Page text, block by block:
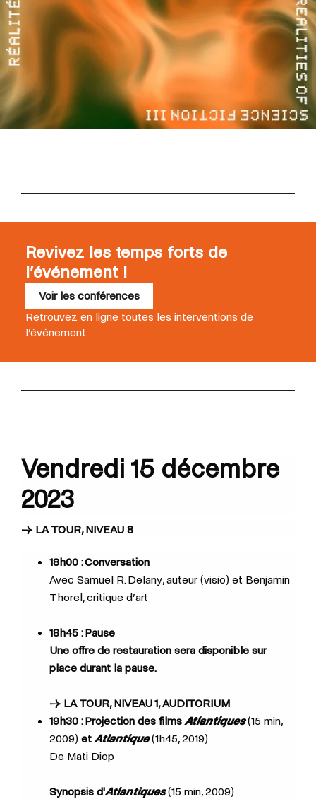
Revivez les temps forts de
l’événement !
Voir les conférences
Retrouvez en ligne toutes les interventions de
l’événement.
Vendredi 15 décembre
2023
→ LA TOUR, NIVEAU 8
18h00 : Conversation
Avec Samuel R. Delany, auteur (visio) et Benjamin
Thorel, critique d’art
18h45 : Pause
Une offre de restauration sera disponible sur
place​​ durant la pause.
→ LA TOUR, NIVEAU 1, AUDITORIUM
19h30 : Projection des films Atlantiques (15 min,
2009) et Atlantique (1h45, 2019)
De Mati Diop
Synopsis d'Atlantiques (15 min, 2009)